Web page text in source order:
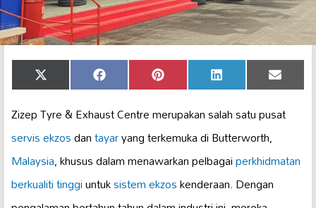
Share
on
X
(Twitter)
Share
on
Facebook Share
on
Pinterest Share
on
LinkedIn Share
on
Email
Zizep Tyre & Exhaust Centre merupakan salah satu pusat
servis ekzosdantayaryang terkemuka di Butterworth,
Malaysia, khusus dalam menawarkan pelbagaiperkhidmatan
berkualiti tinggiuntuksistem ekzoskenderaan. Dengan